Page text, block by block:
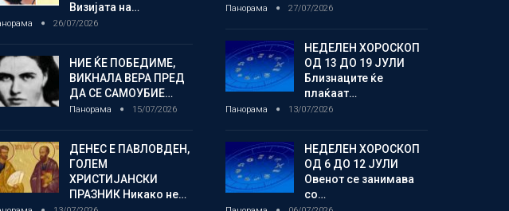
Визијата на…
26/07/2026
НИЕ ЌЕ ПОБЕДИМЕ,
ВИКНАЛА ВЕРА ПРЕД
ДА СЕ САМОУБИЕ…
Панорама 15/07/2026
ДЕНЕС Е ПАВЛОВДЕН,
ГОЛЕМ
ХРИСТИЈАНСКИ
ПРАЗНИК Никако не…
Панорама 27/07/2026
НЕДЕЛЕН ХОРОСКОП
ОД 13 ДО 19 ЈУЛИ
Близнаците ќе
плаќаат…
Панорама 13/07/2026
НЕДЕЛЕН ХОРОСКОП
ОД 6 ДО 12 ЈУЛИ
Овенот се занимава
со…